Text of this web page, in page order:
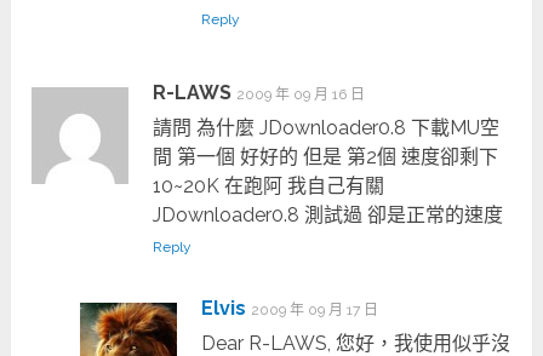
Reply
R-LAWS 2009 年 09 月 16 日
請問 為什麼 JDownloader0.8 下載MU空
間 第一個 好好的 但是 第2個 速度卻剩下
10~20K 在跑阿 我自己有關
JDownloader0.8 測試過 卻是正常的速度
Reply
Elvis 2009 年 09 月 17 日
Dear R-LAWS, 您好，我使用似乎沒